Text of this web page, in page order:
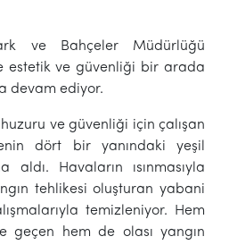
ve Bahçeler Müdürlüğü
estetik ve güvenliği bir arada
devam ediyor.
huzuru ve güvenliği için çalışan
dört bir yanındaki yeşil
aldı. Havaların ısınmasıyla
tehlikesi oluşturan yabani
temizleniyor. Hem
geçen hem de olası yangın